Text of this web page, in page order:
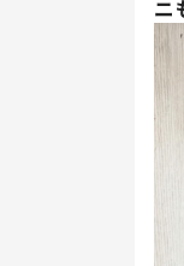
ニ